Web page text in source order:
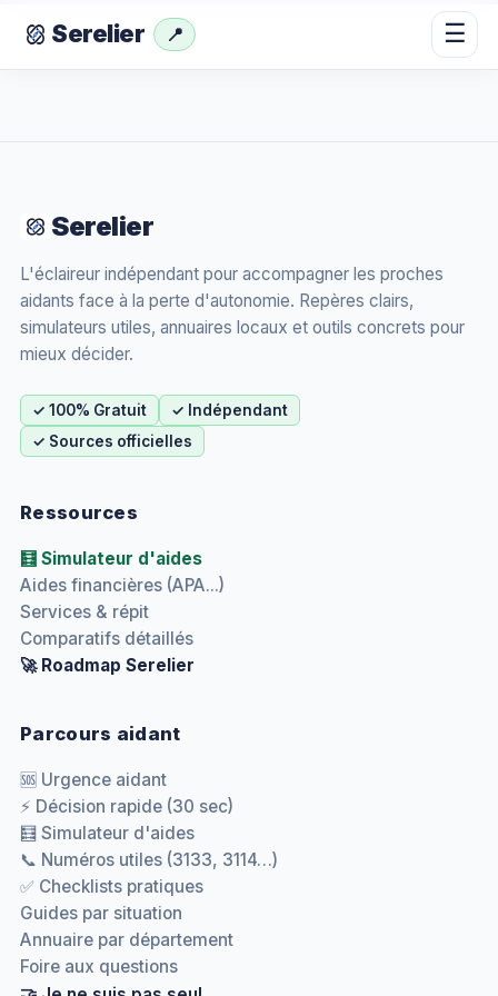
Serelier 📍 ☰
Serelier
L'éclaireur indépendant pour accompagner les proches
aidants face à la perte d'autonomie. Repères clairs,
simulateurs utiles, annuaires locaux et outils concrets pour
mieux décider.
✓ 100% Gratuit
✓ Indépendant
✓ Sources officielles
Ressources
🧮 Simulateur d'aides
Aides financières (APA...)
Services & répit
Comparatifs détaillés
🚀 Roadmap Serelier
Parcours aidant
🆘 Urgence aidant
⚡ Décision rapide (30 sec)
🧮 Simulateur d'aides
📞 Numéros utiles (3133, 3114…)
✅ Checklists pratiques
Guides par situation
Annuaire par département
Foire aux questions